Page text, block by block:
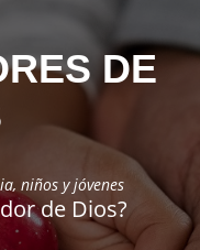
DE
niños y jóvenes
de Dios?